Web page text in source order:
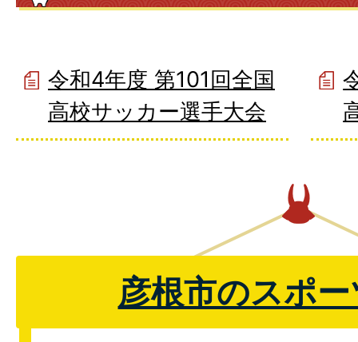
令和4年度 第101回全国
高校サッカー選手大会
彦根市のスポ